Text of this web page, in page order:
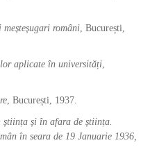
români, București,
aplicate în universități,
, București, 1937.
și în afara de știința.
în seara de 19 Januarie 1936,